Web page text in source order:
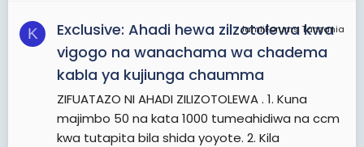
K JamiiForums Tanzania
Exclusive: Ahadi hewa zilzotolewa kwa
vigogo na wanachama wa chadema
kabla ya kujiunga chaumma
ZIFUATAZO NI AHADI ZILIZOTOLEWA . 1. Kuna
majimbo 50 na kata 1000 tumeahidiwa na ccm
kwa tutapita bila shida yoyote. 2. Kila